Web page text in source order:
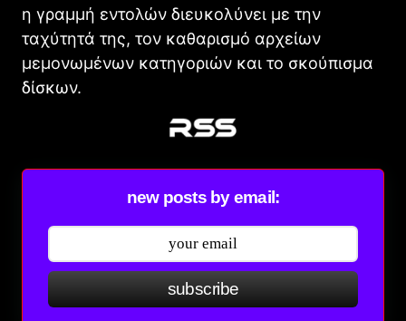
η γραμμή εντολών διευκολύνει με την
ταχύτητά της, τον καθαρισμό αρχείων
μεμονωμένων κατηγοριών και το σκούπισμα
δίσκων.
new posts by email:
subscribe